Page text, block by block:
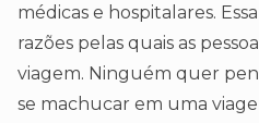
médicas e hospitalares.
razões pelas quais as
viagem. Ninguém quer
se machucar em uma